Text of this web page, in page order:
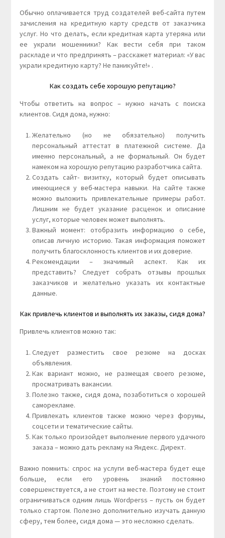
Обычно оплачивается труд создателей веб-сайта путем
зачисления на кредитную карту средств от заказчика
услуг. Но что делать, если кредитная карта утеряна или
ее украли мошенники? Как вести себя при таком
раскладе и что предпринять – расскажет материал: «У вас
украли кредитную карту? Не паникуйте!» .
Как создать себе хорошую репутацию?
Чтобы ответить на вопрос – нужно начать с поиска
клиентов. Сидя дома, нужно:
Желательно (но не обязательно) получить
персональный аттестат в платежной системе. Да
именно персональный, а не формальный. Он будет
намеком на хорошую репутацию разработчика сайта.
Создать сайт- визитку, который будет описывать
имеющиеся у веб-мастера навыки. На сайте также
можно выложить привлекательные примеры работ.
Лишним не будет указание расценок и описание
услуг, которые человек может выполнять.
Важный момент: отобразить информацию о себе,
описав личную историю. Такая информация поможет
получить благосклонность клиентов и их доверие.
Рекомендации – значимый аспект. Как их
представить? Следует собрать отзывы прошлых
заказчиков и желательно указать их контактные
данные.
Как привлечь клиентов и выполнять их заказы, сидя дома?
Привлечь клиентов можно так:
Следует разместить свое резюме на досках
объявления.
Как вариант можно, не размещая своего резюме,
просматривать вакансии.
Полезно также, сидя дома, позаботиться о хорошей
саморекламе.
Привлекать клиентов также можно через форумы,
соцсети и тематические сайты.
Как только произойдет выполнение первого удачного
заказа – можно дать рекламу на Яндекс. Директ.
Важно помнить: спрос на услуги веб-мастера будет еще
больше, если его уровень знаний постоянно
совершенствуется, а не стоит на месте. Поэтому не стоит
ограничиваться одним лишь Wordperss – пусть он будет
только стартом. Полезно дополнительно изучать данную
сферу, тем более, сидя дома — это несложно сделать.